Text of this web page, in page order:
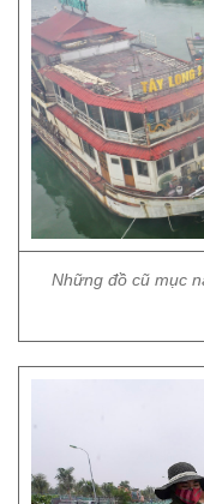
Những đồ cũ mục